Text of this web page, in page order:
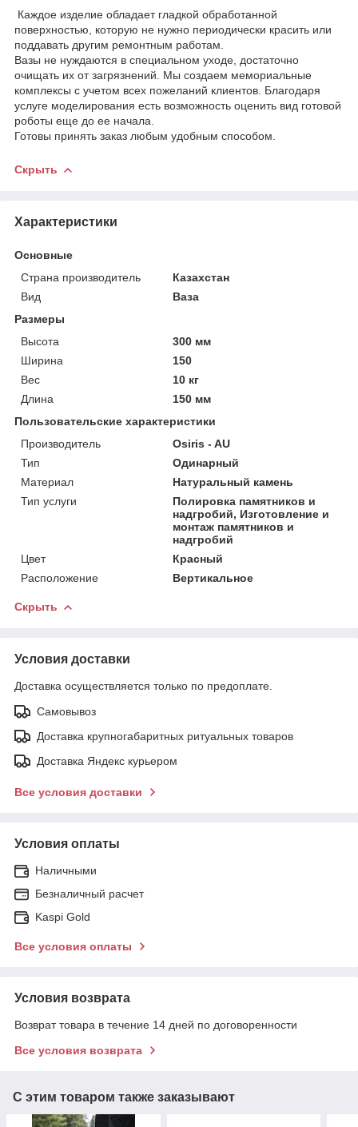
Каждое изделие обладает гладкой обработанной
поверхностью, которую не нужно периодически красить или
поддавать другим ремонтным работам.
Вазы не нуждаются в специальном уходе, достаточно
очищать их от загрязнений. Мы создаем мемориальные
комплексы с учетом всех пожеланий клиентов. Благодаря
услуге моделирования есть возможность оценить вид готовой
роботы еще до ее начала.
Готовы принять заказ любым удобным способом.
Скрыть
Характеристики
Основные
Страна производитель
Казахстан
Вид
Ваза
Размеры
Высота
300 мм
Ширина
150
Вес
10 кг
Длина
150 мм
Пользовательские характеристики
Производитель
Osiris - AU
Тип
Одинарный
Материал
Натуральный камень
Тип услуги
Полировка памятников и
надгробий, Изготовление и
монтаж памятников и
надгробий
Цвет
Красный
Расположение
Вертикальное
Скрыть
Условия доставки
Доставка осуществляется только по предоплате.
Самовывоз
Доставка крупногабаритных ритуальных товаров
Доставка Яндекс курьером
Все условия доставки
Условия оплаты
Наличными
Безналичный расчет
Kaspi Gold
Все условия оплаты
Условия возврата
Возврат товара в течение 14 дней по договоренности
Все условия возврата
С этим товаром также заказывают